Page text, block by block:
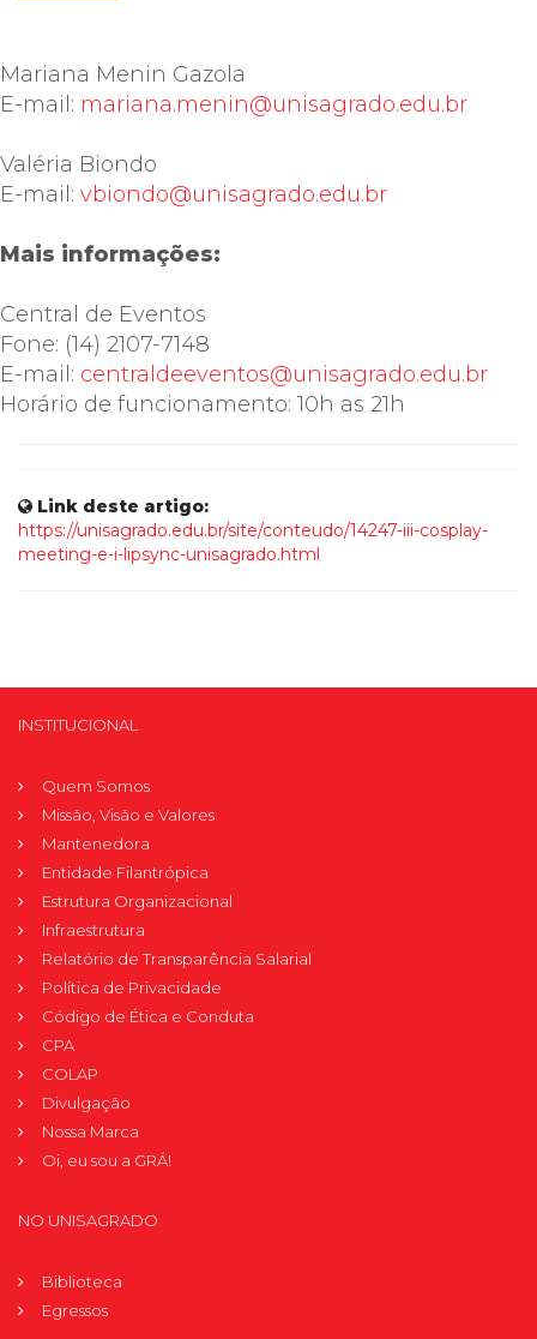
Mariana Menin Gazola
E-mail: mariana.menin@unisagrado.edu.br
Valéria Biondo
E-mail: vbiondo@unisagrado.edu.br
Mais informações:
Central de Eventos
Fone: (14) 2107-7148
E-mail: centraldeeventos@unisagrado.edu.br
Horário de funcionamento: 10h as 21h
Link deste artigo:
https://unisagrado.edu.br/site/conteudo/14247-iii-cosplay-
meeting-e-i-lipsync-unisagrado.html
INSTITUCIONAL
Quem Somos
Missão, Visão e Valores
Mantenedora
Entidade Filantrópica
Estrutura Organizacional
Infraestrutura
Relatório de Transparência Salarial
Política de Privacidade
Código de Ética e Conduta
CPA
COLAP
Divulgação
Nossa Marca
Oi, eu sou a GRÁ!
NO UNISAGRADO
Biblioteca
Egressos